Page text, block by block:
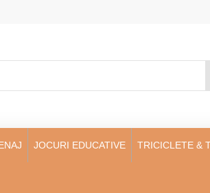
JOCURI EDUCATIVE TRICICLETE &